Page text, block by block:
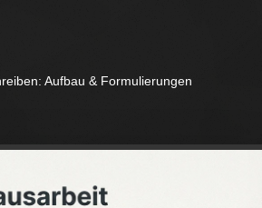
Aufbau & Formulierungen